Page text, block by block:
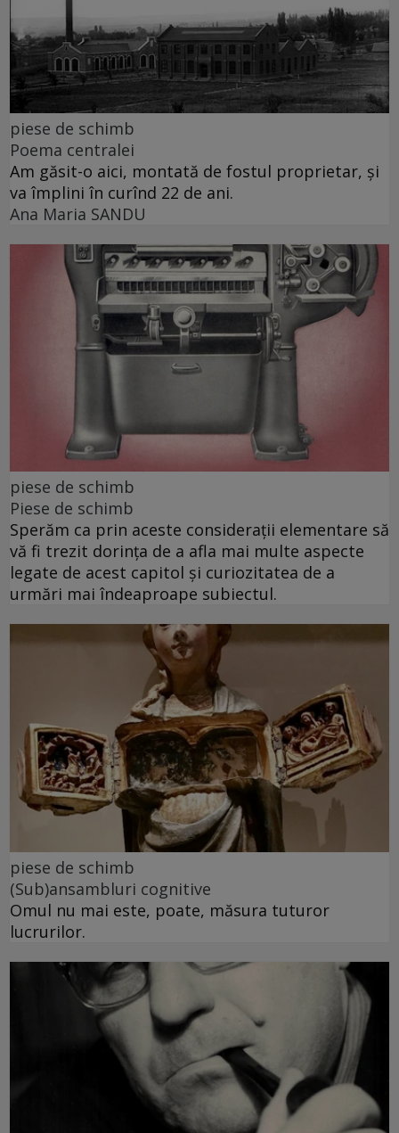
piese de schimb
Poema centralei
Am găsit-o aici, montată de fostul proprietar, și
va împlini în curînd 22 de ani.
Ana Maria SANDU
piese de schimb
Piese de schimb
Sperăm ca prin aceste considerații elementare să
vă fi trezit dorința de a afla mai multe aspecte
legate de acest capitol și curiozitatea de a
urmări mai îndeaproape subiectul.
piese de schimb
(Sub)ansambluri cognitive
Omul nu mai este, poate, măsura tuturor
lucrurilor.